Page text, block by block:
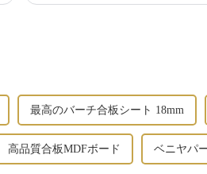
最高のバーチ合板シート 18mm
高品質合板MDFボード ベニヤパ